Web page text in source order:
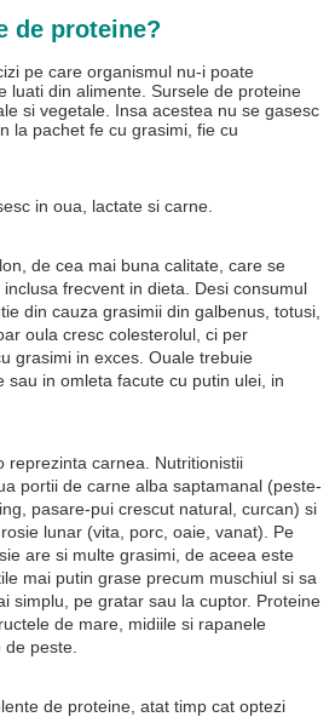
de proteine?
pe care organismul nu-i poate
luati din alimente. Sursele de proteine
si vegetale. Insa acestea nu se gasesc
la pachet fe cu grasimi, fie cu
in oua, lactate si carne.
de cea mai buna calitate, care se
frecvent in dieta. Desi consumul
din cauza grasimii din galbenus, totusi,
oula cresc colesterolul, ci per
grasimi in exces. Ouale trebuie
sau in omleta facute cu putin ulei, in
reprezinta carnea. Nutritionistii
portii de carne alba saptamanal (peste-
pasare-pui crescut natural, curcan) si
lunar (vita, porc, oaie, vanat). Pe
are si multe grasimi, de aceea este
mai putin grase precum muschiul si sa
simplu, pe gratar sau la cuptor. Proteine
de mare, midiile si rapanele
peste.
de proteine, atat timp cat optezi